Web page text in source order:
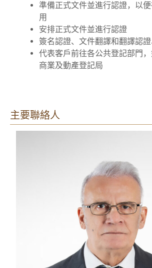
準備正式文件並進行認證，以
用
安排正式文件並進行認證
簽名認證、文件翻譯和翻譯認
代表客戶前往各公共登記部門
商業及動產登記局
主要聯絡人